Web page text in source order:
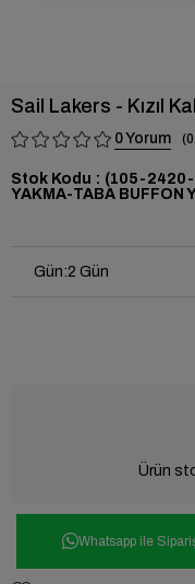
Sail Lakers - Kızıl
0
Stok Kodu
(105-2420-
YAKMA-TABA BUFFON
Gün:2 Gün
Ürün
Whatsapp ile